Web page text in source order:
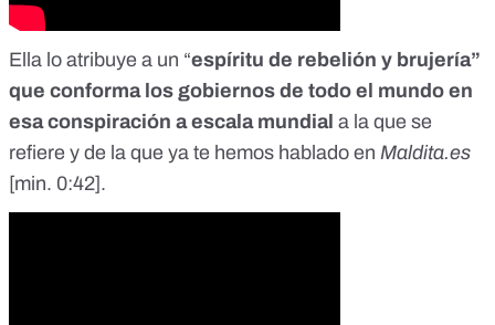
Ella lo atribuye a un “espíritu de rebelión y brujería”
que conforma los gobiernos de todo el mundo en
esa conspiración a escala mundial a la que se
refiere y de la que ya te hemos hablado en Maldita.es
[min. 0:42].